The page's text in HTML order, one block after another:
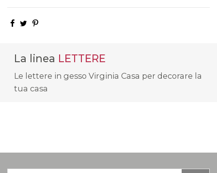
La linea LETTERE
Le lettere in gesso Virginia Casa per decorare la
tua casa